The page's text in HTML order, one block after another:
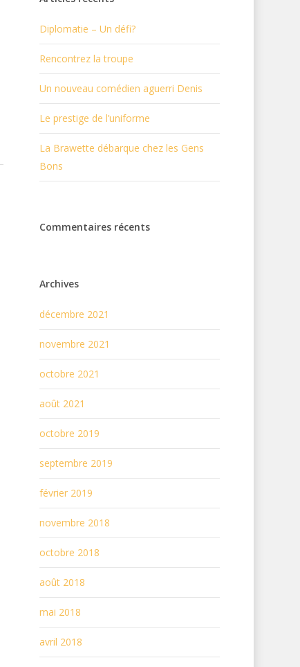
Diplomatie – Un défi?
Rencontrez la troupe
Un nouveau comédien aguerri Denis
Le prestige de l’uniforme
La Brawette débarque chez les Gens
Bons
Commentaires récents
Archives
décembre 2021
novembre 2021
octobre 2021
août 2021
octobre 2019
septembre 2019
février 2019
novembre 2018
octobre 2018
août 2018
mai 2018
avril 2018